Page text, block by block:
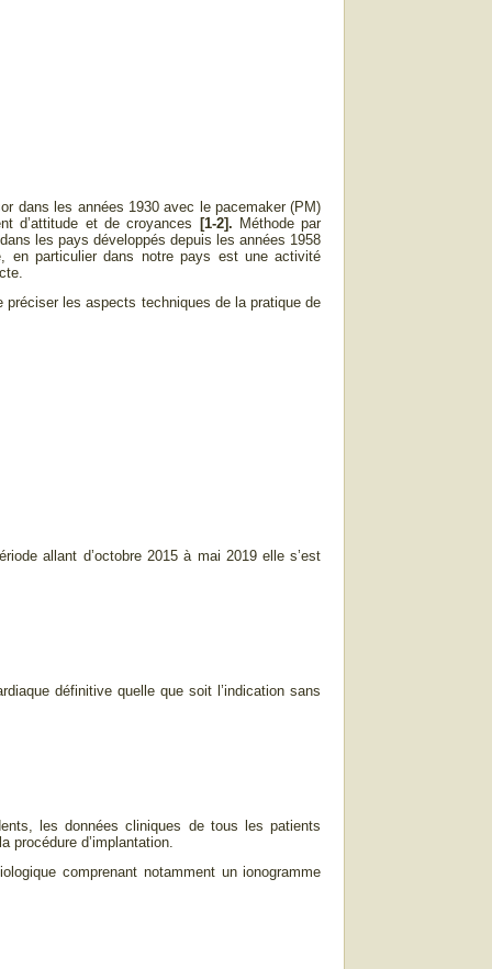
dans les années 1930 avec le pacemaker (PM)
d’attitude et de croyances
[1-2]. Méthode par
les pays développés depuis les années 1958
en particulier dans notre pays est une activité
préciser les aspects techniques de la pratique de
allant d’octobre 2015 à mai 2019 elle s’est
définitive quelle que soit l’indication sans
les données cliniques de tous les patients
procédure d’implantation.
comprenant notamment un ionogramme